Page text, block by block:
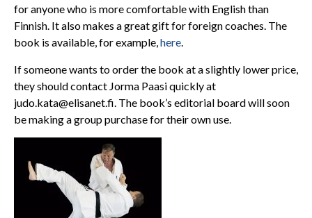
for anyone who is more comfortable with English than
Finnish. It also makes a great gift for foreign coaches. The
book is available, for example,here.
If someone wants to order the book at a slightly lower price,
they should contact Jorma Paasi quickly at
judo.kata@elisanet.fi . The book’s editorial board will soon
be making a group purchase for their own use.